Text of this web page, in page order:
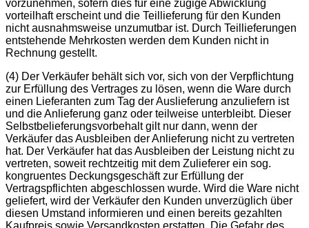
vorzunehmen, sofern dies für eine zügige Abwicklung
vorteilhaft erscheint und die Teillieferung für den Kunden
nicht ausnahmsweise unzumutbar ist. Durch Teillieferungen
entstehende Mehrkosten werden dem Kunden nicht in
Rechnung gestellt.
(4) Der Verkäufer behält sich vor, sich von der Verpflichtung
zur Erfüllung des Vertrages zu lösen, wenn die Ware durch
einen Lieferanten zum Tag der Auslieferung anzuliefern ist
und die Anlieferung ganz oder teilweise unterbleibt. Dieser
Selbstbelieferungsvorbehalt gilt nur dann, wenn der
Verkäufer das Ausbleiben der Anlieferung nicht zu vertreten
hat. Der Verkäufer hat das Ausbleiben der Leistung nicht zu
vertreten, soweit rechtzeitig mit dem Zulieferer ein sog.
kongruentes Deckungsgeschäft zur Erfüllung der
Vertragspflichten abgeschlossen wurde. Wird die Ware nicht
geliefert, wird der Verkäufer den Kunden unverzüglich über
diesen Umstand informieren und einen bereits gezahlten
Kaufpreis sowie Versandkosten erstatten. Die Gefahr des